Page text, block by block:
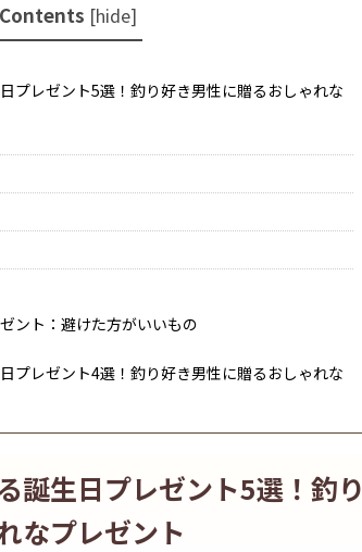
Contents [hide]
プレゼント5選！釣り好き男性に贈るおしゃれな
ント：避けた方がいいもの
プレゼント4選！釣り好き男性に贈るおしゃれな
誕生日プレゼント5選！釣り
なプレゼント